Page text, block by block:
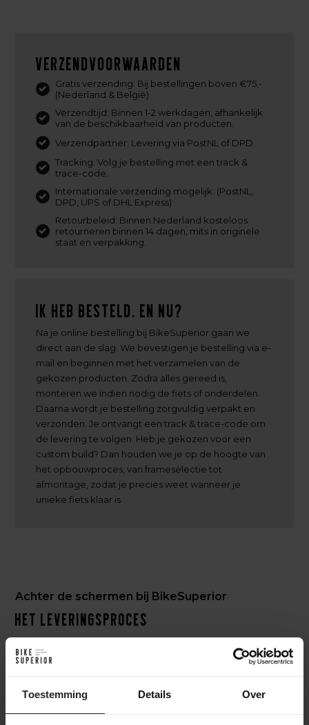
Toestemming Details Over
Verzendvoorwaarden
Gratis verzending: Bij bestellingen boven €75,-
(Nederland & België)
Verzendtijd: Binnen 1-2 werkdagen, afhankelijk
van de beschikbaarheid van producten.
Verzendpartner: Levering via PostNL of DPD.
Tracking: Volg je bestelling met een track &
trace-code.
Internationale verzending mogelijk. (PostNL,
DPD, UPS of DHL Express)
Retourbeleid: Binnen Nederland kosteloos
retourneren binnen 14 dagen, mits in originele
staat en verpakking.
Ik heb besteld. En nu?
Na je online bestelling bij BikeSuperior gaan we
direct aan de slag. We bevestigen je bestelling via e-
mail en beginnen met het verzamelen van de
gekozen producten. Zodra alles gereed is,
monteren we indien nodig de fiets of onderdelen.
Daarna wordt je bestelling zorgvuldig verpakt en
verzonden. Je ontvangt een track & trace-code om
de levering te volgen. Heb je gekozen voor een
custom build? Dan houden we je op de hoogte van
het opbouwproces, van frameselectie tot
afmontage, zodat je precies weet wanneer je
unieke fiets klaar is
Achter de schermen bij BikeSuperior
Het leveringsproces
onderdelen en bereidt ze voor op de werkplaats. In de
getest. Daarna gaat de fiets naar het inpakstation in het